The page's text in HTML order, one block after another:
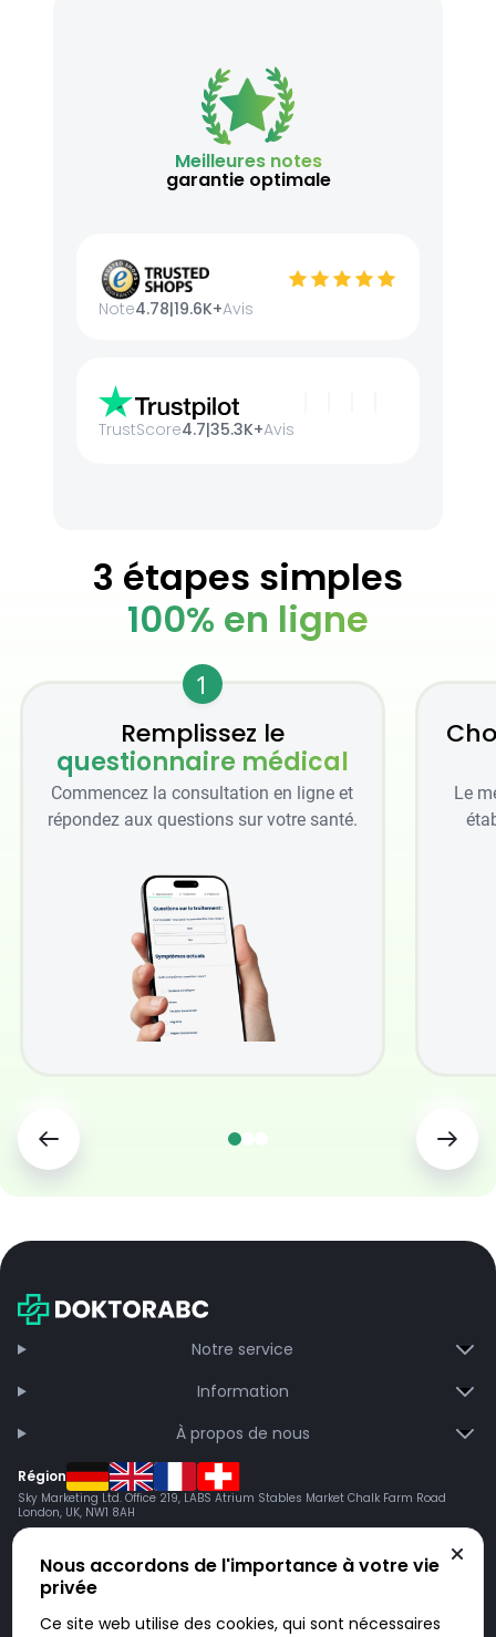
Meilleures notes
garantie optimale
Note4.78|19.6K+Avis
TrustScore4.7|35.3K+Avis
3 étapes simples
100% en ligne
1
Remplissez le
questionnaire médical
Commencez la consultation en ligne et
répondez aux questions sur votre santé.
Le
Notre service
Information
À propos de nous
Région
Sky Marketing Ltd. Office 219, LABS Atrium Stables Market Chalk Farm Road
London, UK, NW1 8AH
Nous accordons de l'importance à votre vie
privée
Ce site web utilise des cookies, qui sont nécessaires